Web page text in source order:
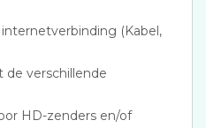
(Kabel,
de verschillende
HD-zenders en/of